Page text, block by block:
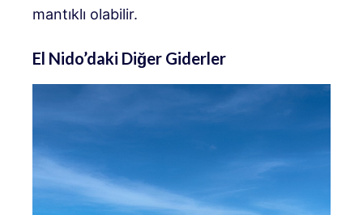
mantıklı olabilir.
El Nido’daki Diğer Giderler